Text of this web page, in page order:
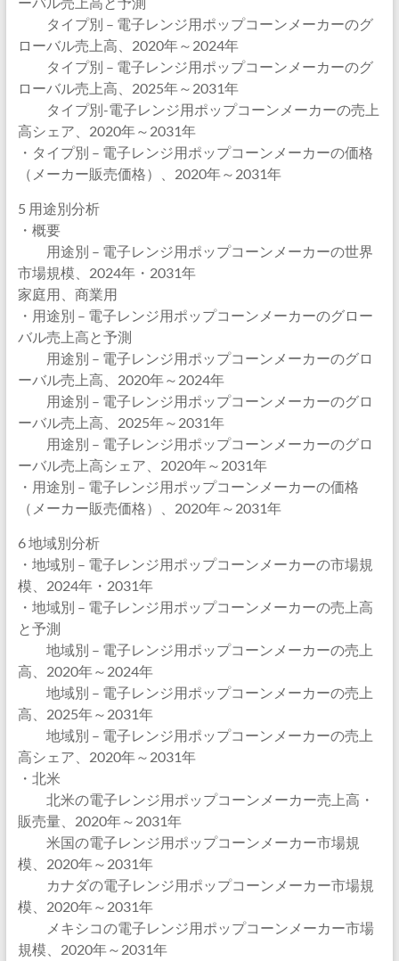
タイプ別 – 電子レンジ用ポップコーンメーカーのグ
ローバル売上高、2020年～2024年
タイプ別 – 電子レンジ用ポップコーンメーカーのグ
ローバル売上高、2025年～2031年
タイプ別-電子レンジ用ポップコーンメーカーの売上
高シェア、2020年～2031年
・タイプ別 – 電子レンジ用ポップコーンメーカーの価格
（メーカー販売価格）、2020年～2031年
5 用途別分析
・概要
用途別 – 電子レンジ用ポップコーンメーカーの世界
市場規模、2024年・2031年
家庭用、商業用
・用途別 – 電子レンジ用ポップコーンメーカーのグロー
バル売上高と予測
用途別 – 電子レンジ用ポップコーンメーカーのグロ
ーバル売上高、2020年～2024年
用途別 – 電子レンジ用ポップコーンメーカーのグロ
ーバル売上高、2025年～2031年
用途別 – 電子レンジ用ポップコーンメーカーのグロ
ーバル売上高シェア、2020年～2031年
・用途別 – 電子レンジ用ポップコーンメーカーの価格
（メーカー販売価格）、2020年～2031年
6 地域別分析
・地域別 – 電子レンジ用ポップコーンメーカーの市場規
模、2024年・2031年
・地域別 – 電子レンジ用ポップコーンメーカーの売上高
と予測
地域別 – 電子レンジ用ポップコーンメーカーの売上
高、2020年～2024年
地域別 – 電子レンジ用ポップコーンメーカーの売上
高、2025年～2031年
地域別 – 電子レンジ用ポップコーンメーカーの売上
高シェア、2020年～2031年
・北米
北米の電子レンジ用ポップコーンメーカー売上高・
販売量、2020年～2031年
米国の電子レンジ用ポップコーンメーカー市場規
模、2020年～2031年
カナダの電子レンジ用ポップコーンメーカー市場規
模、2020年～2031年
メキシコの電子レンジ用ポップコーンメーカー市場
規模、2020年～2031年